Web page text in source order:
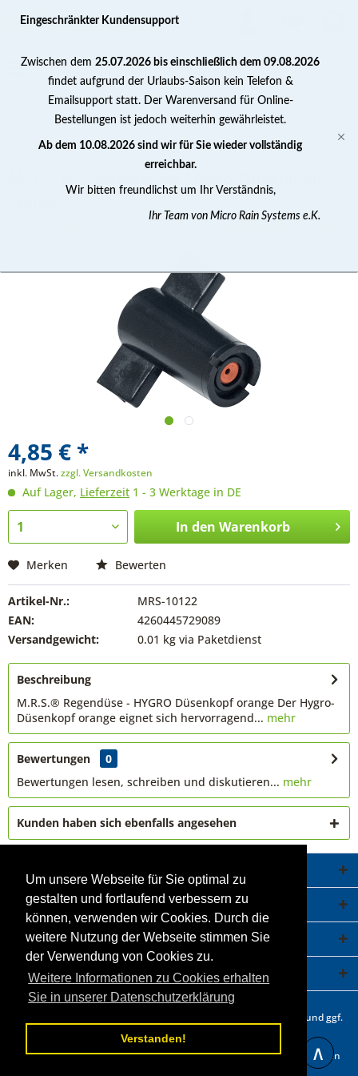
Um unsere Webseite für Sie optimal zu
gestalten und fortlaufend verbessern zu
können, verwenden wir Cookies. Durch die
weitere Nutzung der Webseite stimmen Sie
der Verwendung von Cookies zu.
Weitere Informationen zu Cookies erhalten
Sie in unserer Datenschutzerklärung
Verstanden!
Beregnungsdüsen
4,85 € *
inkl. MwSt.zzgl. Versandkosten
Auf Lager, Lieferzeit 1 - 3 Werktage in DE
In den Warenkorb
Merken Bewerten
Artikel-Nr.:
MRS-10122
EAN:
4260445729089
Versandgewicht:
0.01 kg via Paketdienst
Beschreibung
M.R.S.® Regendüse - HYGRO Düsenkopf orange Der Hygro-
Düsenkopf orange eignet sich hervorragend... mehr
Bewertungen
0
Bewertungen lesen, schreiben und diskutieren... mehr
Kunden haben sich ebenfalls angesehen
Service Hotline
Shop Service
Informationen
Newsletter
und ggf.
Nachnahmegebühren, wenn nicht anders beschrieben.
Statt- und durchgestrichene Preisangaben beziehen sich auf unseren
∧
Eingeschränkter Kundensupport
Zwischen dem 25.07.2026 bis einschließlich dem 09.08.2026
findet aufgrund der Urlaubs-Saison kein Telefon &
Emailsupport statt. Der Warenversand für Online-
Bestellungen ist jedoch weiterhin gewährleistet.
Ab dem 10.08.2026 sind wir für Sie wieder vollständig
erreichbar.
Wir bitten freundlichst um Ihr Verständnis,
Ihr Team von Micro Rain Systems e.K.